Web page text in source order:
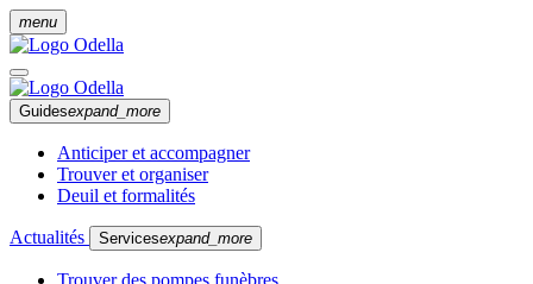
menu
Guidesexpand_more
Anticiper et accompagner
Trouver et organiser
Deuil et formalités
Actualités Servicesexpand_more
Trouver des pompes funèbres